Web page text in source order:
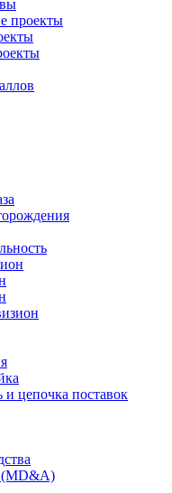
проекты
и цепочка поставок
(MD&A)